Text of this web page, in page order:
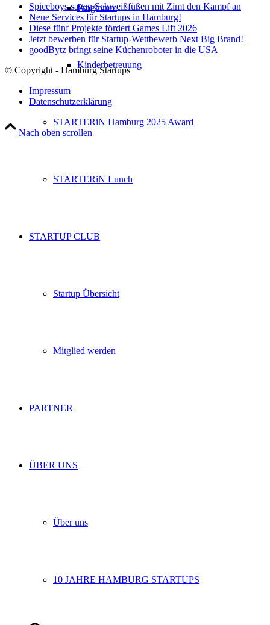
Programm
Kinderbetreuung
STARTERiN Hamburg 2025 Award
STARTERiN Lunch
STARTUP CLUB
Startup Übersicht
Mitglied werden
PARTNER
ÜBER UNS
Über uns
10 JAHRE HAMBURG STARTUPS
Spiceboys sagen Schweißfüßen mit Zimt den Kampf an
Neue Services für Startups in Hamburg!
Diese fünf Projekte fördert Games Lift 2026
Jetzt bewerben für Startup-Wettbewerb Next Big Brand!
goodBytz bringt seine Küchenroboter in die USA
© Copyright - Hamburg Startups
Impressum
Datenschutzerklärung
Nach oben scrollen